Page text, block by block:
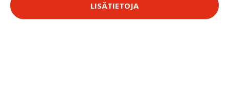
LISÄTIETOJA